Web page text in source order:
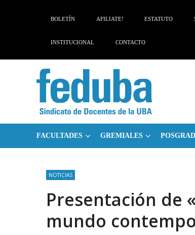
BOLETÍN AFILIATE! ESTATUTO
INSTITUCIONAL CONTACTO
FACULTADES GREMIALES
NOTICIAS
Presentación de
mundo